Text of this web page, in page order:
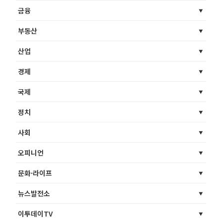
금융
부동산
산업
경제
국제
정치
사회
오피니언
문화·라이프
뉴스발전소
이투데이TV